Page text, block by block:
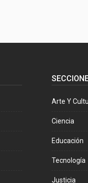
Arte Y
Ciencia
Educación
Tecnología
Justicia